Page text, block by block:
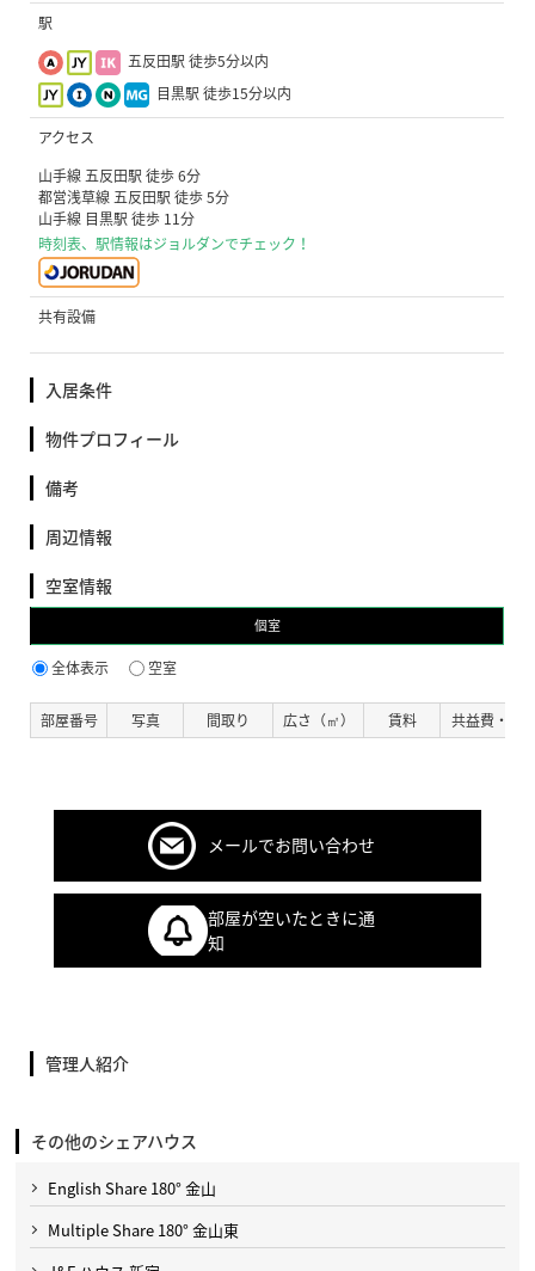
駅
五反田駅 徒歩5分以内
目黒駅 徒歩15分以内
アクセス
山手線 五反田駅 徒歩 6分
都営浅草線 五反田駅 徒歩 5分
山手線 目黒駅 徒歩 11分
時刻表、駅情報はジョルダンでチェック！
共有設備
入居条件
物件プロフィール
備考
周辺情報
空室情報
個室
全体表示 空室
部屋番号 写真 間取り 広さ（㎡） 賃料 共益費・管
メールでお問い合わせ
部屋が空いたときに通
知
管理人紹介
その他のシェアハウス
English Share 180° 金山
Multiple Share 180° 金山東